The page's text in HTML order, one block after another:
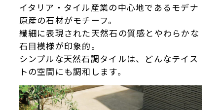
イタリア・タイル産業の中心地であるモデナ
原産の石材がモチーフ。
繊細に表現された天然石の質感とやわらかな
石目模様が印象的。
シンプルな天然石調タイルは、どんなテイス
トの空間にも調和します。